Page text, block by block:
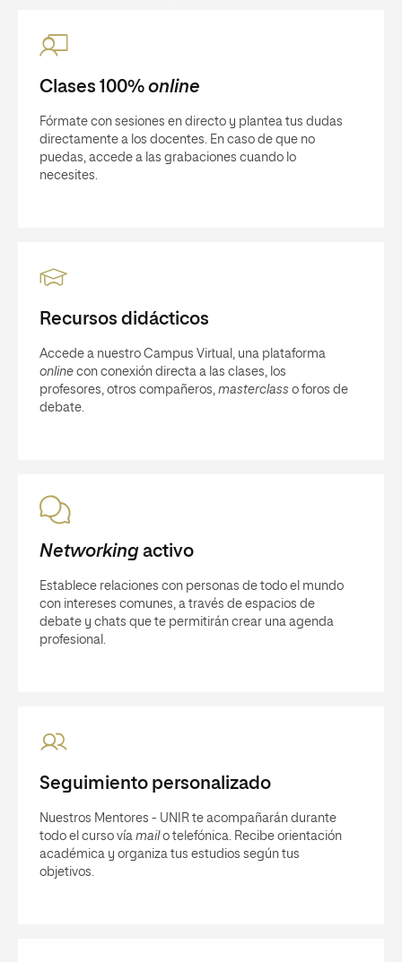
Clases 100% online
Fórmate con sesiones en directo y plantea tus dudas
directamente a los docentes. En caso de que no
puedas, accede a las grabaciones cuando lo
necesites.
Recursos didácticos
Accede a nuestro Campus Virtual, una plataforma
online con conexión directa a las clases, los
profesores, otros compañeros, masterclass o foros de
debate.
Networkingactivo
Establece relaciones con personas de todo el mundo
con intereses comunes, a través de espacios de
debate y chats que te permitirán crear una agenda
profesional.
Seguimiento personalizado
Nuestros Mentores - UNIR te acompañarán durante
todo el curso vía mail o telefónica. Recibe orientación
académica y organiza tus estudios según tus
objetivos.